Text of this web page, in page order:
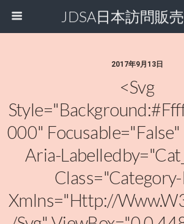
JDSA日本訪問販
2017年9月13日
<svg
000"
Aria-
Xmlns="http://